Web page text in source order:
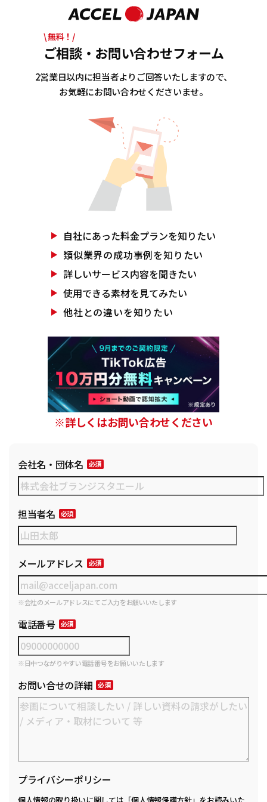
\ 無料！/
ご相談・お問い合わせフォーム
2営業日以内に担当者よりご回答いたしますので、
お気軽にお問い合わせくださいませ。
自社にあった料金プランを知りたい
類似業界の成功事例を知りたい
詳しいサービス内容を聞きたい
使用できる素材を見てみたい
他社との違いを知りたい
※詳しくはお問い合わせください
会社名・団体名
担当者名
メールアドレス
※会社のメールアドレスにてご入力をお願いいたします
電話番号
※日中つながりやすい電話番号をお願いいたします
お問い合せの詳細
プライバシーポリシー